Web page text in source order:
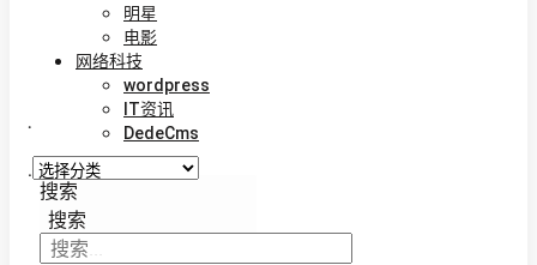
明星
电影
网络科技
wordpress
IT资讯
DedeCms
.
.
搜索
搜索